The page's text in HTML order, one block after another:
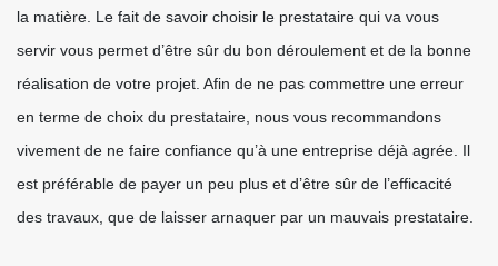
la matière. Le fait de savoir choisir le prestataire qui va vous
servir vous permet d’être sûr du bon déroulement et de la bonne
réalisation de votre projet. Afin de ne pas commettre une erreur
en terme de choix du prestataire, nous vous recommandons
vivement de ne faire confiance qu’à une entreprise déjà agrée. Il
est préférable de payer un peu plus et d’être sûr de l’efficacité
des travaux, que de laisser arnaquer par un mauvais prestataire.